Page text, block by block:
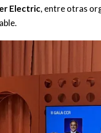
Electric, entre otras